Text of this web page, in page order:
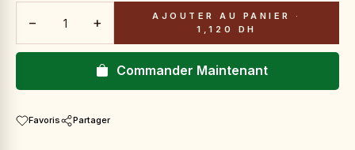
− + AJOUTER AU PANIER
·
1,120 DH
Commander Maintenant
Favoris Partager